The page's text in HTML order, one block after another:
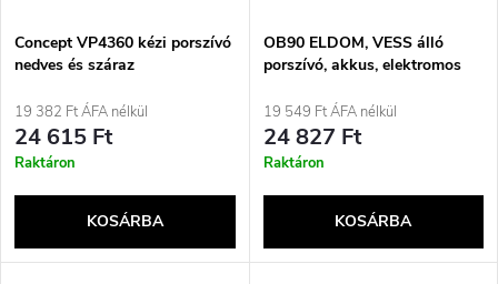
Concept VP4360 kézi porszívó
nedves és száraz
19 382 Ft ÁFA nélkül
24 615 Ft
Raktáron
KOSÁRBA
OB90 ELDOM, VESS álló
porszívó, akkus, elektromos
19 549 Ft ÁFA nélkül
24 827 Ft
Raktáron
KOSÁRBA